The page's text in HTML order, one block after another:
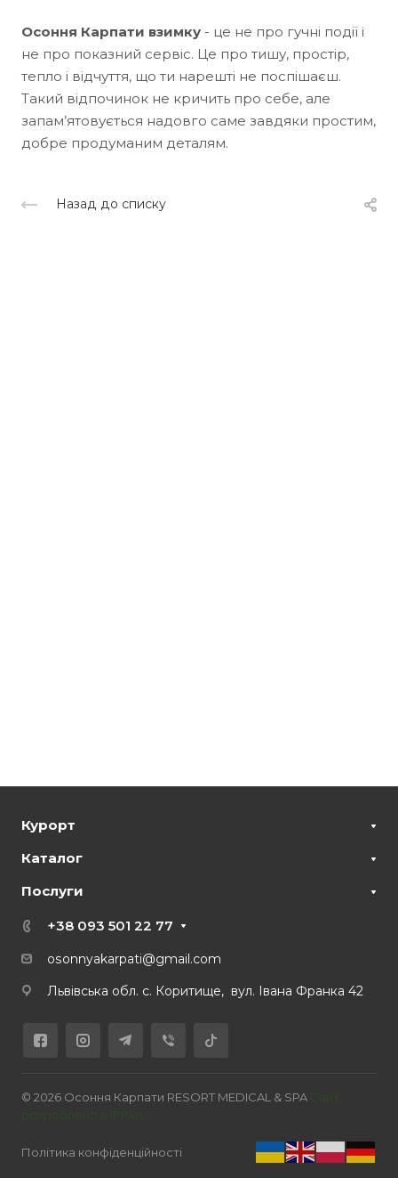
Осоння Карпати взимку - це не про гучні події і
не про показний сервіс. Це про тишу, простір,
тепло і відчуття, що ти нарешті не поспішаєш.
Такий відпочинок не кричить про себе, але
запам’ятовується надовго саме завдяки простим,
добре продуманим деталям.
Назад до списку
Курорт
Каталог
Послуги
+38 093 501 22 77
osonnyakarpati@gmail.com
Львівська обл. с. Коритище, вул. Івана Франка 42
© 2026 Осоння Карпати RESORT MEDICAL & SPA Сайт
розроблено в IPPlus
Політика конфіденційності